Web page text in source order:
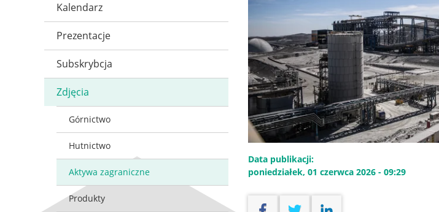
Kalendarz
Prezentacje
Subskrybcja
Zdjęcia
Górnictwo
Hutnictwo
Aktywa zagraniczne
Produkty
Data publikacji:
poniedziałek, 01 czerwca 2026 - 09:29